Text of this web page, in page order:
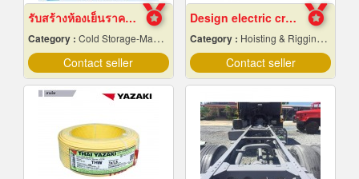
รับสร้างห้องเย็นราคาถูก
Category : Cold Storage-Manufacturers & Installation Designer
Contact seller
Design electric crane
Category : Hoisting & Rigging Equipment
Contact seller